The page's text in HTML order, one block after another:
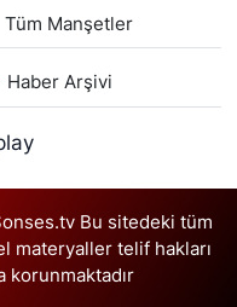
Tüm Manşetler
Haber Arşivi
Bu sitedeki tüm
materyaller telif hakları
korunmaktadır